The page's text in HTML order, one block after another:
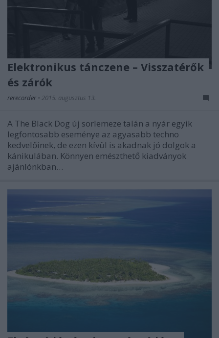
Elektronikus tánczene – Visszatérők
és zárók
rerecorder • 2015. augusztus 13.
A The Black Dog új sorlemeze talán a nyár egyik
legfontosabb eseménye az agyasabb techno
kedvelőinek, de ezen kívül is akadnak jó dolgok a
kánikulában. Könnyen emészthető kiadványok
ajánlónkban…